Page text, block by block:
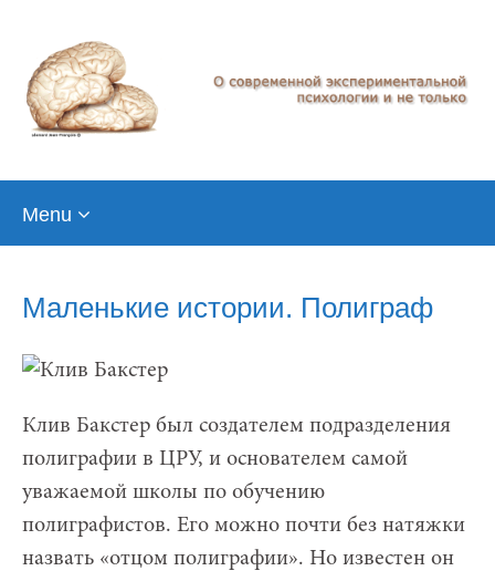
Menu
Маленькие истории. Полиграф
Клив Бакстер был создателем подразделения
полиграфии в ЦРУ, и основателем самой
уважаемой школы по обучению
полиграфистов. Его можно почти без натяжки
назвать «отцом полиграфии». Но известен он